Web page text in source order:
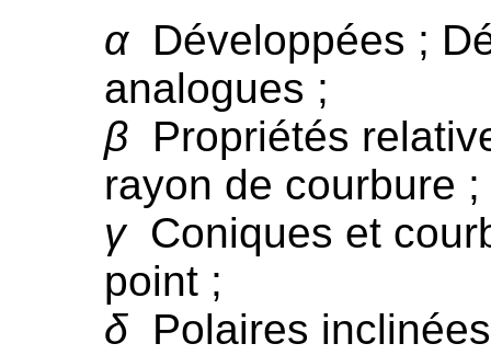
αDéveloppées ;
analogues ;
β Propriétés
rayon de courbure ;
γConiques et
point ;
δ Polaires